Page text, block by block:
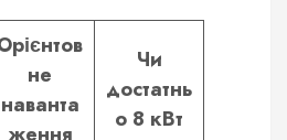
не
наванта
Чи
достатнь
о 8 кВт